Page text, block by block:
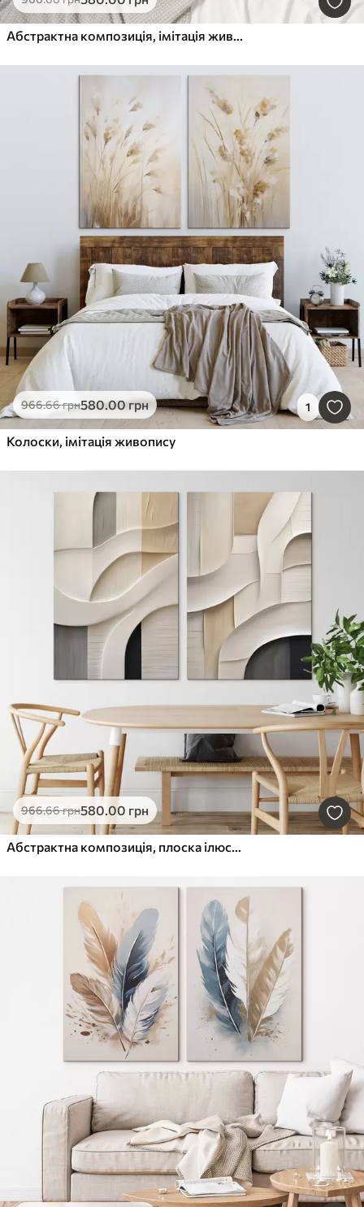
Абстрактна композиція, імітація живопису
966.66грн580.00грн 1
Колоски, імітація живопису
966.66грн580.00 грн
Абстрактна композиція, плоска ілюстрація